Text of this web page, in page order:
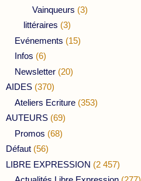
Vainqueurs (3)
littéraires (3)
Evénements (15)
Infos (6)
Newsletter (20)
AIDES (370)
Ateliers Ecriture (353)
AUTEURS (69)
Promos (68)
Défaut (56)
LIBRE EXPRESSION (2 457)